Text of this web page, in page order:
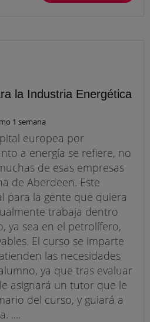
la Industria Energética
1 semana
europea por
a energía se refiere, no
de esas empresas
de Aberdeen. Este
para la gente que quiera
trabaja dentro
ya sea en el petrolífero,
El curso se imparte
las necesidades
ya que tras evaluar
asignará un tutor que le
del curso, y guiará a
....